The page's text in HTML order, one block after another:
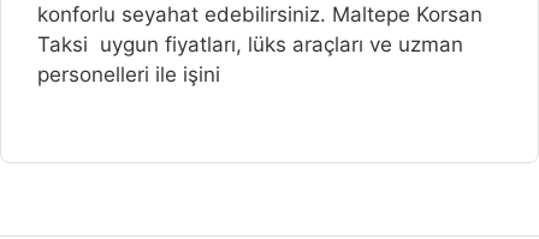
konforlu seyahat edebilirsiniz. Maltepe Korsan
Taksi uygun fiyatları, lüks araçları ve uzman
personelleri ile işini